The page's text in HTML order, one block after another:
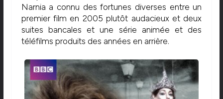
Narnia a connu des fortunes diverses entre un
premier film en 2005 plutôt audacieux et deux
suites bancales et une série animée et des
téléfilms produits des années en arrière.